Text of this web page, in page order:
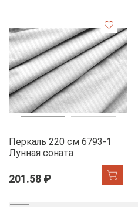
Перкаль 220 см 6793-1
Лунная соната
201.58 ₽